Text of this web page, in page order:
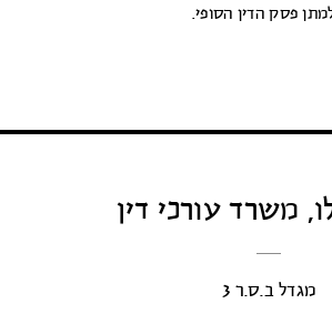
פסק הדין הסופי.
משרד עורכי דין
מגדל ב.ס.ר 3